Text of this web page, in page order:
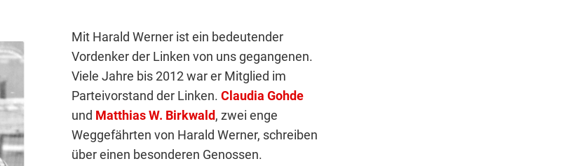
Mit Harald Werner ist ein bedeutender
Vordenker der Linken von uns gegangenen.
Viele Jahre bis 2012 war er Mitglied im
Parteivorstand der Linken. Claudia Gohde
und Matthias W. Birkwald, zwei enge
Weggefährten von Harald Werner, schreiben
über einen besonderen Genossen.